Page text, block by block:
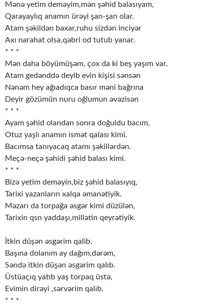
Mənə yetim deməyim,mən şəhid balasıyam,
Qarayaylıq anamın ürəyi şan-şan olar.
Atam şəkildən baxar,ruhu sizdən inciyər
Axı narahat olsa,qəbri od tutub yanar.
* * *
Mən daha böyümüşəm, çox da ki beş yaşım var,
Atam gedənddə deyib evin kişisi sənsən
Nənəm hey ağıadıqca basır məni bağrına
Deyir gözümün nuru oğlumun əvəzisən
* * *
Ayam şəhid olandan sonra doğuldu bacım,
Otuz yaşlı anamın ismət qalası kimi.
Bacımsa tanıyacaq atamı şəkillərdən.
Meçə-neçə şəhidi şəhid balası kimi.
* * *
Bizə yetim deməyin,biz şəhid balasıyıq,
Tarixi yazanların xalqa əmanətiyik.
Məzarı da torpağa əsgər kimi düzülən,
Tarixin qsn yaddaşı,millətin qeyrətiyik.
İtkin düşən əsgərim qalib.
Başına dolanım ay dağım,dərəm,
Səndə itkin düşən əsgərim qalıb.
Üstüaçıq yatıb yaş torpaq üstə,
Evimin dirəyi ,sərvərim qalıb.
* * *